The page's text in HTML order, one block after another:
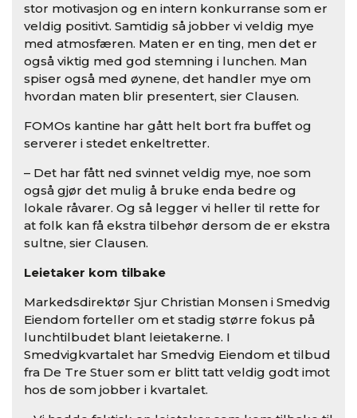
stor motivasjon og en intern konkurranse som er
veldig positivt. Samtidig så jobber vi veldig mye
med atmosfæren. Maten er en ting, men det er
også viktig med god stemning i lunchen. Man
spiser også med øynene, det handler mye om
hvordan maten blir presentert, sier Clausen.
FOMOs kantine har gått helt bort fra buffet og
serverer i stedet enkeltretter.
– Det har fått ned svinnet veldig mye, noe som
også gjør det mulig å bruke enda bedre og
lokale råvarer. Og så legger vi heller til rette for
at folk kan få ekstra tilbehør dersom de er ekstra
sultne, sier Clausen.
Leietaker kom tilbake
Markedsdirektør Sjur Christian Monsen i Smedvig
Eiendom forteller om et stadig større fokus på
lunchtilbudet blant leietakerne. I
Smedvigkvartalet har Smedvig Eiendom et tilbud
fra De Tre Stuer som er blitt tatt veldig godt imot
hos de som jobber i kvartalet.